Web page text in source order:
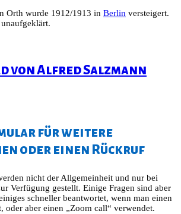
Orth wurde 1912/1913 in Berlin versteigert.
von Alfred Salzmann
für weitere
oder einen Rückruf
nicht der Allgemeinheit und nur bei
Verfügung gestellt. Einige Fragen sind aber
schneller beantwortet, wenn man einen
oder aber einen „Zoom call“ verwendet.